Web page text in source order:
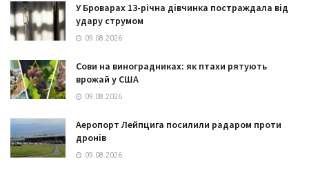
У Броварах 13-річна дівчинка постраждала від
удару струмом
09.08.2026
Сови на виноградниках: як птахи рятують
врожай у США
09.08.2026
Аеропорт Лейпцига посилили радаром проти
дронів
09.08.2026